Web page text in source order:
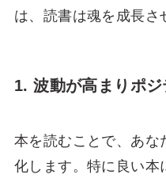
は、読書は魂を成長さ
1. 波動が高まりポジ
本を読むことで、あな
化します。特に良い本